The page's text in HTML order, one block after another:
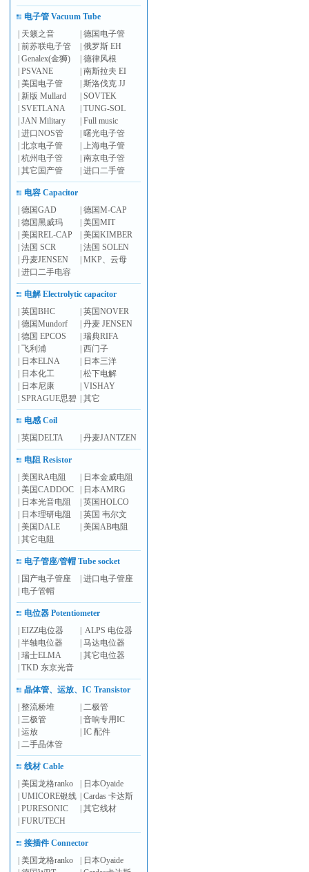
电子管 Vacuum Tube
天籁之音 |德国电子管
|前苏联电子管 |俄罗斯 EH
|Genalex(金狮) |德律风根
|PSVANE |南斯拉夫 EI
|美国电子管 |斯洛伐克 JJ
新版 Mullard |SOVTEK
|SVETLANA |TUNG-SOL
|JAN Military |Full music
|进口NOS管 |曙光电子管
|北京电子管 |上海电子管
|杭州电子管 |南京电子管
|其它国产管 |进口二手管
电容 Capacitor
|德国GAD |德国M-CAP
|德国黑威玛 |美国MIT
|美国REL-CAP |美国KIMBER
|法国 SCR |法国 SOLEN
|丹麦JENSEN |MKP、云母
|进口二手电容
电解 Electrolytic capacitor
|英国BHC |英国NOVER
|德国Mundorf |丹麦 JENSEN
|德国 EPCOS |瑞典RIFA
|飞利浦 |西门子
日本ELNA
日本三洋
日本化工 |松下电解
日本尼康 |VISHAY
|SPRAGUE思碧 |其它
电感 Coil
|英国DELTA |丹麦JANTZEN
电阻 Resistor
|美国RA电阻
日本金威电阻
|美国CADDOC
日本AMRG
日本光音电阻 |英国HOLCO
日本理研电阻 |英国 韦尔文
|美国DALE |美国AB电阻
|其它电阻
电子管座/管帽 Tube socket
国产电子管座 |进口电子管座
电子管帽
电位器 Potentiometer
|EIZZ电位器
ALPS 电位器
|半轴电位器 |马达电位器
|瑞士ELMA |其它电位器
|TKD 东京光音
晶体管、运放、IC Transistor
|整流桥堆 |二极管
|三极管 |音响专用IC
|运放 |IC 配件
|二手晶体管
线材 Cable
|美国龙格ranko
日本Oyaide
|UMICORE银线 |Cardas 卡达斯
|PURESONIC |其它线材
|FURUTECH
接插件 Connector
|美国龙格ranko
日本Oyaide